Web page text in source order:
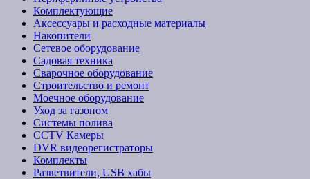
Комплектующие
Аксессуары и расходные материалы
Накопители
Сетевое оборудование
Садовая техника
Сварочное оборудование
Строительство и ремонт
Моечное оборудование
Уход за газоном
Системы полива
CCTV Камеры
DVR видеорегистраторы
Комплекты
Разветвители, USB хабы